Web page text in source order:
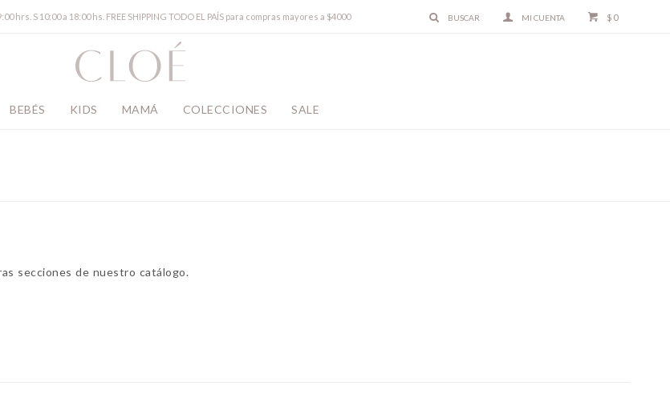
BEBÉS KIDS MAMÁ COLECCIONES SALE
$ 0
hrs. S 10:00 a 18:00 hs. FREE SHIPPING TODO EL PAÍS para compras mayores a $4000
secciones de nuestro catálogo.